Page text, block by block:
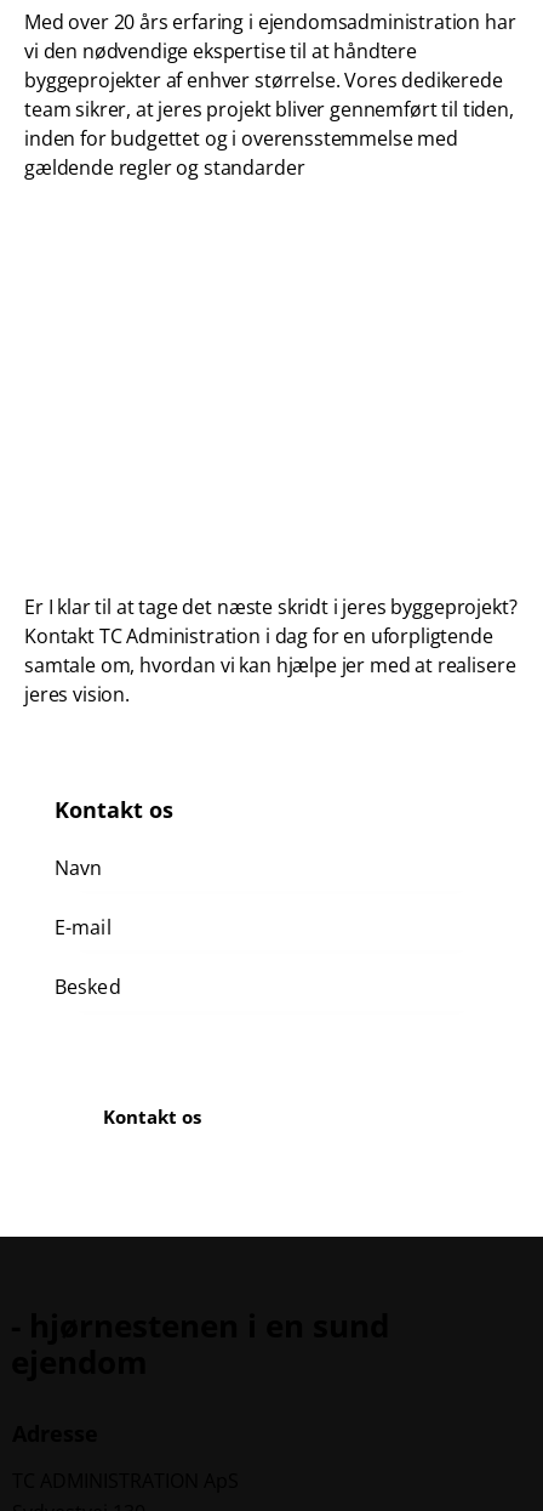
Med over 20 års erfaring i ejendomsadministration har
vi den nødvendige ekspertise til at håndtere
byggeprojekter af enhver størrelse. Vores dedikerede
team sikrer, at jeres projekt bliver gennemført til tiden,
inden for budgettet og i overensstemmelse med
gældende regler og standarder
Er I klar til at tage det næste skridt i jeres byggeprojekt?
Kontakt TC Administration i dag for en uforpligtende
samtale om, hvordan vi kan hjælpe jer med at realisere
jeres vision.
Kontakt os